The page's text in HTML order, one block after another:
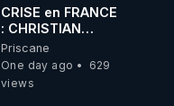
CRISE en FRANCE
: CHRISTIAN
COTTEN FAIT une
étrange
découverte
Priscane
One day ago
629
views